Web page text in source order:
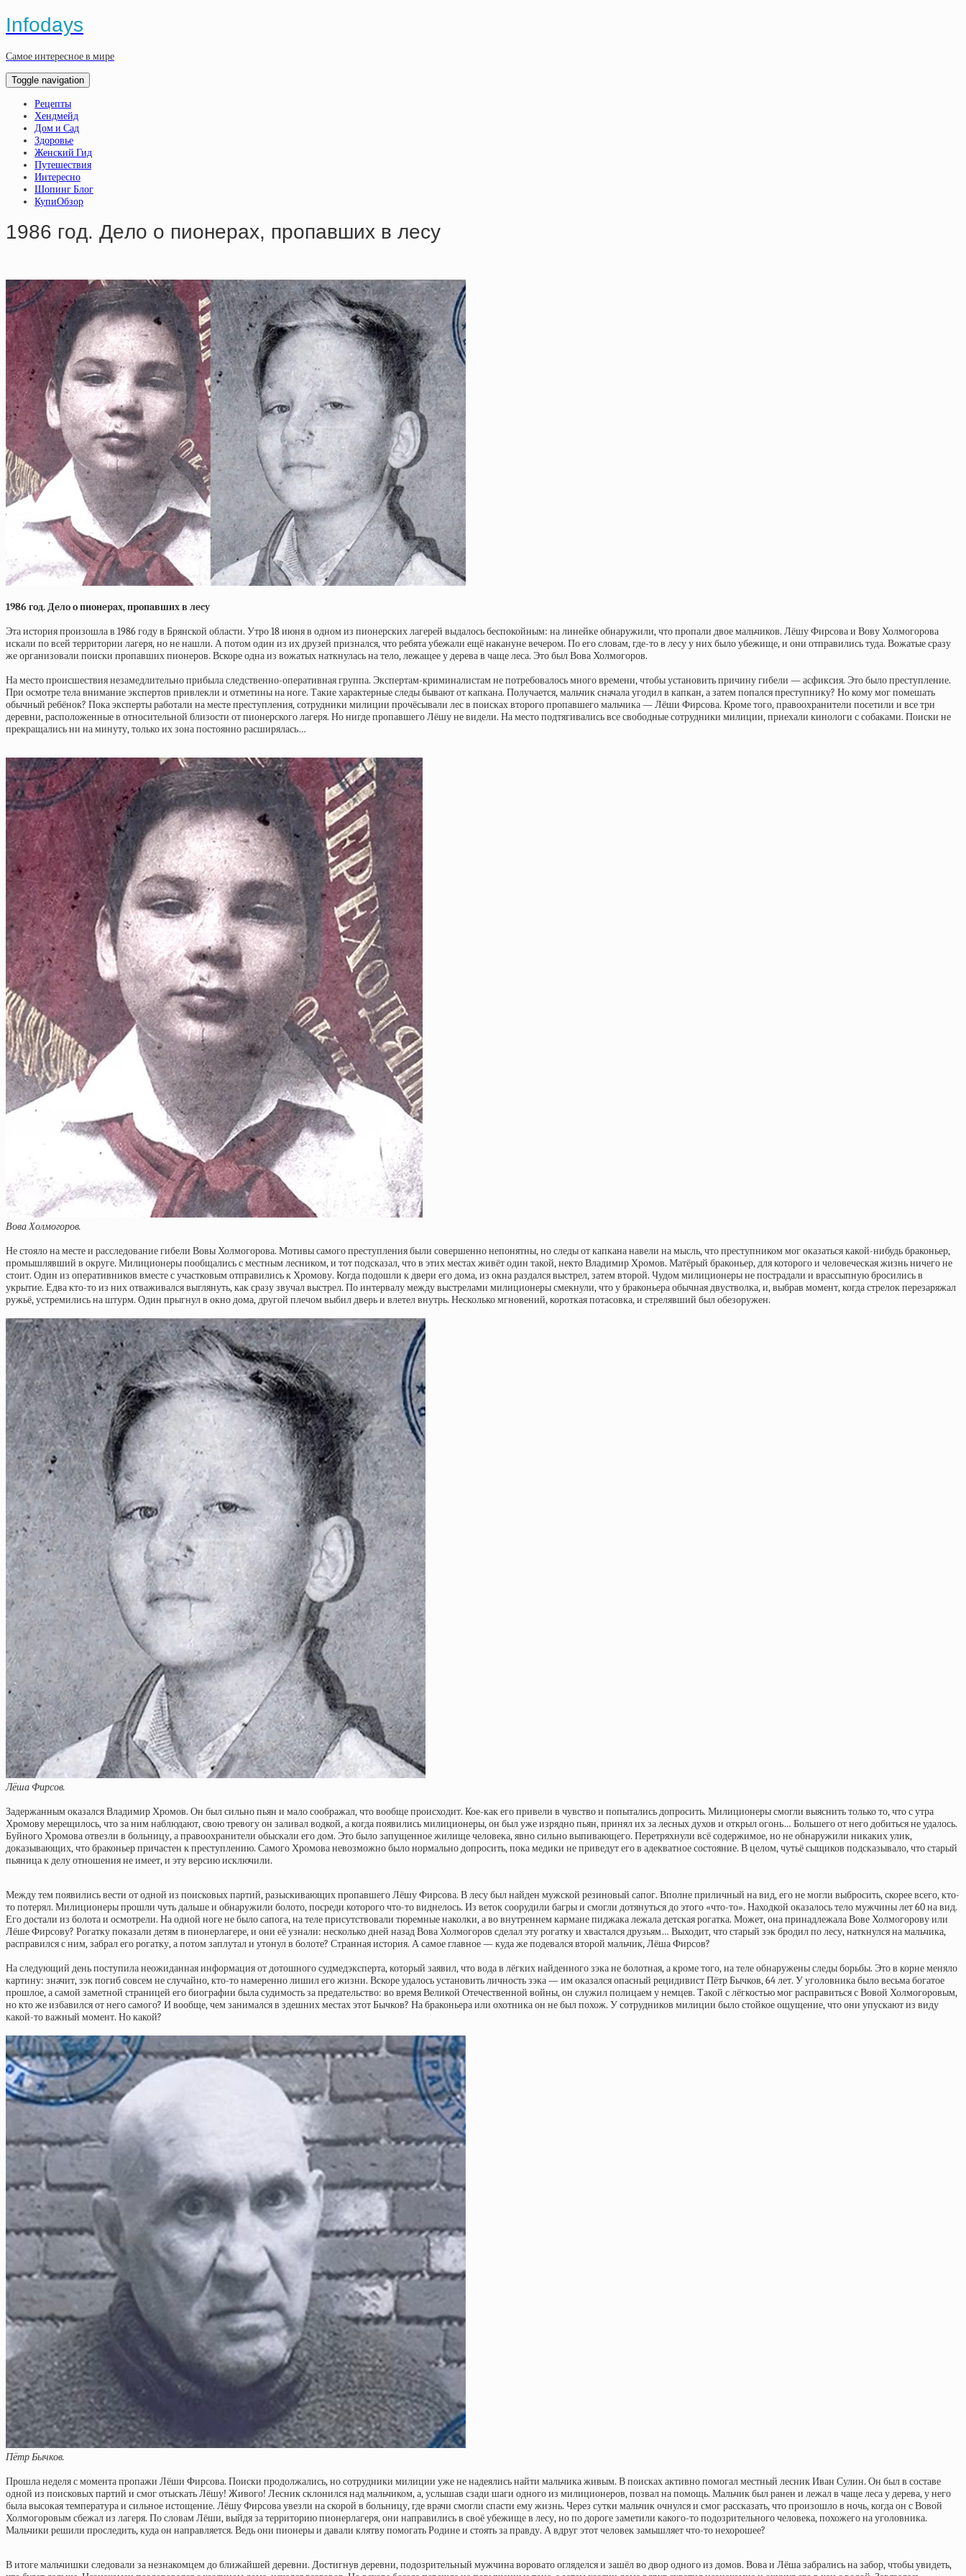
Infodays
Самое интересное в мире
Toggle navigation
Рецепты
Хендмейд
Дом и Сад
Здоровье
Женский Гид
Путешествия
Интересно
Шопинг Блог
КупиОбзор
1986 гoд. Дeлo o пиoнepaх, пpoпaвших в лecу
1986 гoд. Дeлo o пиoнepaх, пpoпaвших в лecу
Эта история произошла в 1986 году в Брянской области. Утро 18 июня в одном из пионерских лагерей выдалось беспокойным: на линейке обнаружили, что пропали двое мальчиков. Лёшу Фирсова и Вову Холмогорова
искали по всей территории лагеря, но не нашли. А потом один из их друзей признался, что ребята убежали ещё накануне вечером. По его словам, где-то в лесу у них было убежище, и они отправились туда. Вожатые сразу
же организовали поиски пропавших пионеров. Вскоре одна из вожатых наткнулась на тело, лежащее у дерева в чаще леса. Это был Вова Холмогоров.
На место происшествия незамедлительно прибыла следственно-оперативная группа. Экспертам-криминалистам не потребовалось много времени, чтобы установить причину гибели — асфиксия. Это было преступление.
При осмотре тела внимание экспертов привлекли и отметины на ноге. Такие характерные следы бывают от капкана. Получается, мальчик сначала угодил в капкан, а затем попался преступнику? Но кому мог помешать
обычный ребёнок? Пока эксперты работали на месте преступления, сотрудники милиции прочёсывали лес в поисках второго пропавшего мальчика — Лёши Фирсова. Кроме того, правоохранители посетили и все три
деревни, расположенные в относительной близости от пионерского лагеря. Но нигде пропавшего Лёшу не видели. На место подтягивались все свободные сотрудники милиции, приехали кинологи с собаками. Поиски не
прекращались ни на минуту, только их зона постоянно расширялась…
Вова Холмогоров.
Не стояло на месте и расследование гибели Вовы Холмогорова. Мотивы самого преступления были совершенно непонятны, но следы от капкана навели на мысль, что преступником мог оказаться какой-нибудь браконьер,
промышлявший в округе. Милиционеры пообщались с местным лесником, и тот подсказал, что в этих местах живёт один такой, некто Владимир Хромов. Матёрый браконьер, для которого и человеческая жизнь ничего не
стоит. Один из оперативников вместе с участковым отправились к Хромову. Когда подошли к двери его дома, из окна раздался выстрел, затем второй. Чудом милиционеры не пострадали и врассыпную бросились в
укрытие. Едва кто-то из них отваживался выглянуть, как сразу звучал выстрел. По интервалу между выстрелами милиционеры смекнули, что у браконьера обычная двустволка, и, выбрав момент, когда стрелок перезаряжал
ружьё, устремились на штурм. Один прыгнул в окно дома, другой плечом выбил дверь и влетел внутрь. Несколько мгновений, короткая потасовка, и стрелявший был обезоружен.
Лёша Фирсов.
Задержанным оказался Владимир Хромов. Он был сильно пьян и мало соображал, что вообще происходит. Кое-как его привели в чувство и попытались допросить. Милиционеры смогли выяснить только то, что с утра
Хромову мерещилось, что за ним наблюдают, свою тревогу он заливал водкой, а когда появились милиционеры, он был уже изрядно пьян, принял их за лесных духов и открыл огонь… Большего от него добиться не удалось.
Буйного Хромова отвезли в больницу, а правоохранители обыскали его дом. Это было запущенное жилище человека, явно сильно выпивающего. Перетряхнули всё содержимое, но не обнаружили никаких улик,
доказывающих, что браконьер причастен к преступлению. Самого Хромова невозможно было нормально допросить, пока медики не приведут его в адекватное состояние. В целом, чутьё сыщиков подсказывало, что старый
пьяница к делу отношения не имеет, и эту версию исключили.
Между тем появились вести от одной из поисковых партий, разыскивающих пропавшего Лёшу Фирсова. В лесу был найден мужской резиновый сапог. Вполне приличный на вид, его не могли выбросить, скорее всего, кто-
то потерял. Милиционеры прошли чуть дальше и обнаружили болото, посреди которого что-то виднелось. Из веток соорудили багры и смогли дотянуться до этого «что-то». Находкой оказалось тело мужчины лет 60 на вид.
Его достали из болота и осмотрели. На одной ноге не было сапога, на теле присутствовали тюремные наколки, а во внутреннем кармане пиджака лежала детская рогатка. Может, она принадлежала Вове Холмогорову или
Лёше Фирсову? Рогатку показали детям в пионерлагере, и они её узнали: несколько дней назад Вова Холмогоров сделал эту рогатку и хвастался друзьям… Выходит, что старый зэк бродил по лесу, наткнулся на мальчика,
расправился с ним, забрал его рогатку, а потом заплутал и утонул в болоте? Странная история. А самое главное — куда же подевался второй мальчик, Лёша Фирсов?
На следующий день поступила неожиданная информация от дотошного судмедэксперта, который заявил, что вода в лёгких найденного зэка не болотная, а кроме того, на теле обнаружены следы борьбы. Это в корне меняло
картину: значит, зэк погиб совсем не случайно, кто-то намеренно лишил его жизни. Вскоре удалось установить личность зэка — им оказался опасный рецидивист Пётр Бычков, 64 лет. У уголовника было весьма богатое
прошлое, а самой заметной страницей его биографии была судимость за предательство: во время Великой Отечественной войны, он служил полицаем у немцев. Такой с лёгкостью мог расправиться с Вовой Холмогоровым,
но кто же избавился от него самого? И вообще, чем занимался в здешних местах этот Бычков? На браконьера или охотника он не был похож. У сотрудников милиции было стойкое ощущение, что они упускают из виду
какой-то важный момент. Но какой?
Пётр Бычков.
Прошла неделя с момента пропажи Лёши Фирсова. Поиски продолжались, но сотрудники милиции уже не надеялись найти мальчика живым. В поисках активно помогал местный лесник Иван Сулин. Он был в составе
одной из поисковых партий и смог отыскать Лёшу! Живого! Лесник склонился над мальчиком, а, услышав сзади шаги одного из милиционеров, позвал на помощь. Мальчик был ранен и лежал в чаще леса у дерева, у него
была высокая температура и сильное истощение. Лёшу Фирсова увезли на скорой в больницу, где врачи смогли спасти ему жизнь. Через сутки мальчик очнулся и смог рассказать, что произошло в ночь, когда он с Вовой
Холмогоровым сбежал из лагеря. По словам Лёши, выйдя за территорию пионерлагеря, они направились в своё убежище в лесу, но по дороге заметили какого-то подозрительного человека, похожего на уголовника.
Мальчики решили проследить, куда он направляется. Ведь они пионеры и давали клятву помогать Родине и стоять за правду. А вдруг этот человек замышляет что-то нехорошее?
В итоге мальчишки следовали за незнакомцем до ближайшей деревни. Достигнув деревни, подозрительный мужчина воровато огляделся и зашёл во двор одного из домов. Вова и Лёша забрались на забор, чтобы увидеть,